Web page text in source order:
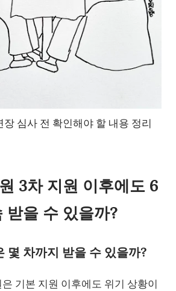
심사 전 확인해야 할 내용 정리
3차 지원 이후에도 6
받을 수 있을까?
몇 차까지 받을 수 있을까?
기본 지원 이후에도 위기 상황이